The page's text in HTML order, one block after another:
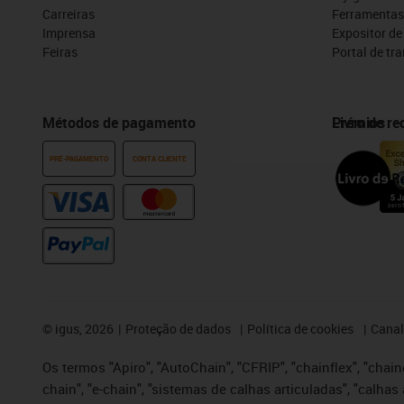
Carreiras
Imprensa
Feiras
Métodos de pagamento
PRÉ-PAGAMENTO CONTA CLIENTE
Expositor
Portal de
Prémios
Livro de
© igus, 2026 Proteção de dados Política de cookies
Os termos "Apiro", "AutoChain", "CFRIP", "chainflex",
chain", "e-chain", "sistemas de calhas articuladas",